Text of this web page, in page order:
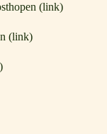
(link)
(link)